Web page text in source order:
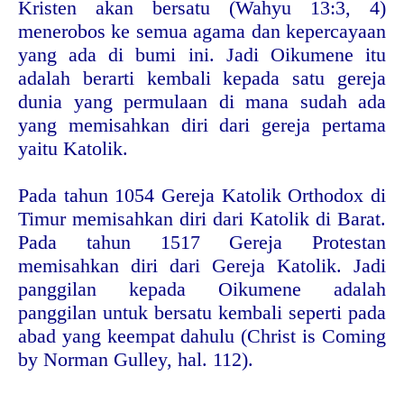
Kristen akan bersatu (Wahyu 13:3, 4)
menerobos ke semua agama dan kepercayaan
yang ada di bumi ini. Jadi Oikumene itu
adalah berarti kembali kepada satu gereja
dunia yang permulaan di mana sudah ada
yang memisahkan diri dari gereja pertama
yaitu Katolik.
Pada tahun 1054 Gereja Katolik Orthodox di
Timur memisahkan diri dari Katolik di Barat.
Pada tahun 1517 Gereja Protestan
memisahkan diri dari Gereja Katolik. Jadi
panggilan kepada Oikumene adalah
panggilan untuk bersatu kembali seperti pada
abad yang keempat dahulu (Christ is Coming
by Norman Gulley, hal. 112).